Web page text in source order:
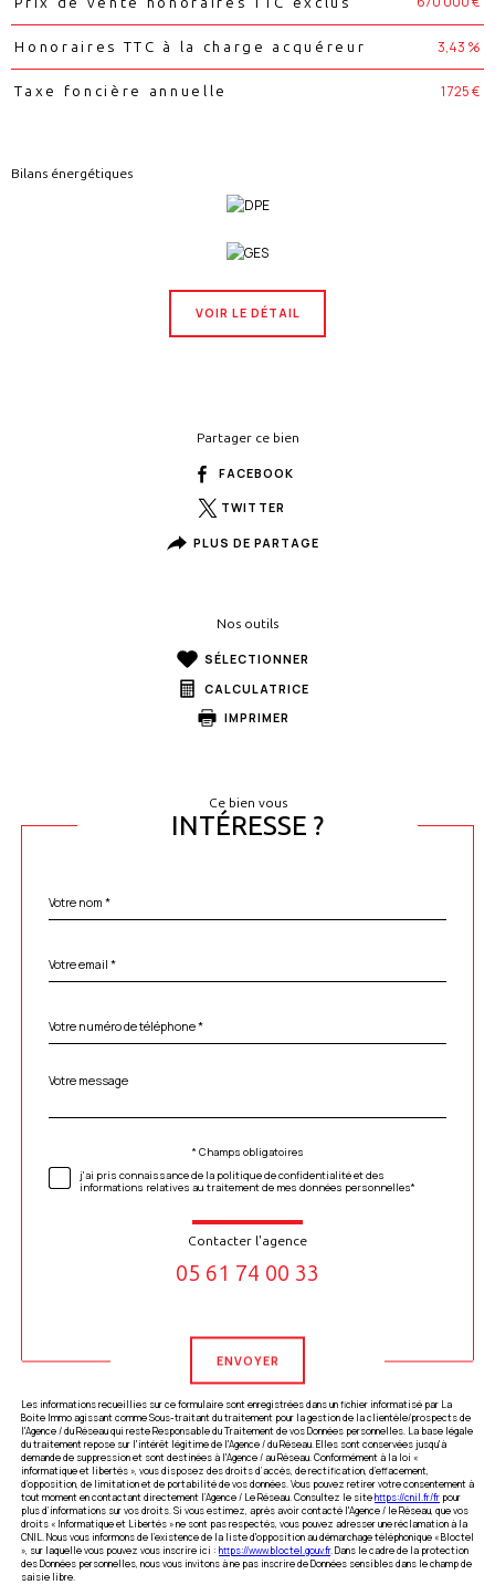
Honoraires TTC à la charge acquéreur 3,43 %
Taxe foncière annuelle 1 725 €
Bilans énergétiques
VOIR LE DÉTAIL
Partager ce bien
FACEBOOK
TWITTER
PLUS DE PARTAGE
Nos outils
SÉLECTIONNER
CALCULATRICE
IMPRIMER
Ce bien vous
INTÉRESSE ?
*
*
*
Fieldset
défaut
Message
*
* Champs obligatoires
j'ai pris connaissance de la politique de confidentialité et des
informations relatives au traitement de mes données personnelles*
Contacter l'agence
05 61 74 00 33
ENVOYER
Les informations recueillies sur ce formulaire sont enregistrées dans un fichier informatisé par La
Boite Immo agissant comme Sous-traitant du traitement pour la gestion de la clientèle/prospects de
l'Agence / du Réseau qui reste Responsable du Traitement de vos Données personnelles. La base légale
du traitement repose sur l'intérêt légitime de l'Agence / du Réseau. Elles sont conservées jusqu'à
demande de suppression et sont destinées à l'Agence / au Réseau. Conformément à la loi «
informatique et libertés », vous disposez des droits d’accès, de rectification, d’effacement,
d’opposition, de limitation et de portabilité de vos données. Vous pouvez retirer votre consentement à
tout moment en contactant directement l’Agence / Le Réseau. Consultez le sitehttps://cnil.fr/fr pour
plus d’informations sur vos droits. Si vous estimez, après avoir contacté l'Agence / le Réseau, que vos
droits « Informatique et Libertés » ne sont pas respectés, vous pouvez adresser une réclamation à la
CNIL. Nous vous informons de l’existence de la liste d'opposition au démarchage téléphonique « Bloctel
», sur laquelle vous pouvez vous inscrire ici : https://www.bloctel.gouv.fr. Dans le cadre de la protection
des Données personnelles, nous vous invitons à ne pas inscrire de Données sensibles dans le champ de
saisie libre.